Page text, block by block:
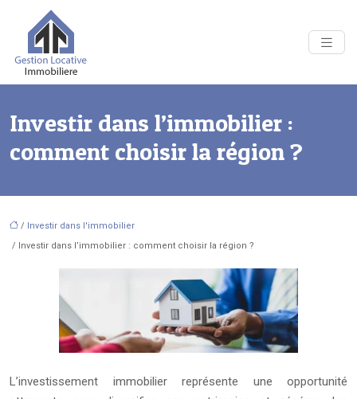
Investir dans l’immobilier :
comment choisir la région ?
/ Investir dans l'immobilier
/ Investir dans l’immobilier : comment choisir la région ?
L’investissement immobilier représente une opportunité